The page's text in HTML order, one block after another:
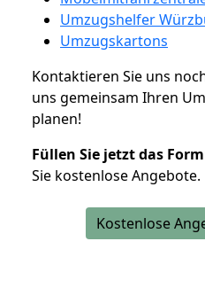
Umzugshelfer
Umzugskartons
Kontaktieren Sie uns
uns gemeinsam Ihren
planen!
Füllen Sie jetzt das
Sie kostenlose Angebote.
Kostenlose